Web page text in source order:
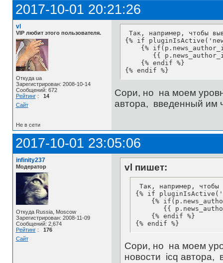
2017-10-01 20:21:26
vl
VIP любит этого пользователя.
Откуда ua
Зарегистрирован: 2008-10-14
Сообщений: 672
Рейтинг: 14
Сайт
Так, например, чтобы
{% if
{%
{{
    {% endif %}
{% endif %}
Сори, но на моем
автора, введенный им
Не в сети
2017-10-01 23:05:06
infinity237
Модератор
Откуда Russia, Moscow
Зарегистрирован: 2008-11-09
Сообщений: 2,674
Рейтинг: 176
Сайт
vl пишет:
Так, например,
{% if
{%
{{
    {% endif %}
{% endif %}
Сори, но на моем
новости icq автора,